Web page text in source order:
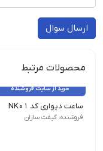
ارسال سوال
محصولات مرتبط
خرید از سایت فروشنده
ساعت دیواری کد NK01
ابعاد کار چاپی : 38cm*38 cm | زمان تحویل : 5روز کاری
فروشنده: گیفت سازان